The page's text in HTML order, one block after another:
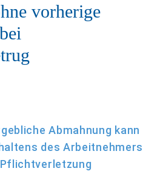
vorherige
Abmahnung kann
des Arbeitnehmers